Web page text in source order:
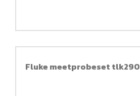
Fluke meetprobeset tlk290